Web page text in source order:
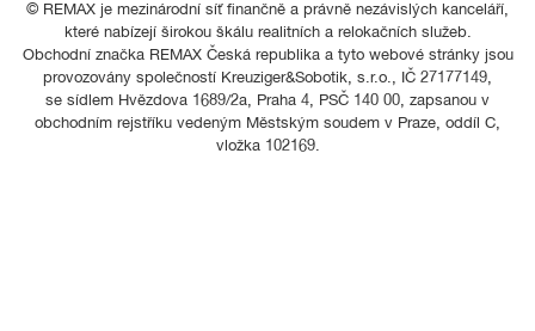
© REMAX je mezinárodní síť finančně a právně nezávislých kanceláří,
které nabízejí širokou škálu realitních a relokačních služeb.
Obchodní značka REMAX Česká republika a tyto webové stránky jsou
provozovány společností Kreuziger&Sobotik, s.r.o., IČ 27177149,
se sídlem Hvězdova 1689/2a, Praha 4, PSČ 140 00, zapsanou v
obchodním rejstříku vedeným Městským soudem v Praze, oddíl C,
vložka 102169.